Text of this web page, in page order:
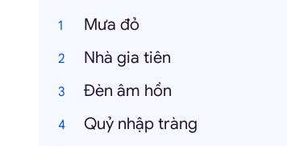
Mưa đỏ
Nhà gia tiên
Đèn âm hồn
Quỷ nhập tràng